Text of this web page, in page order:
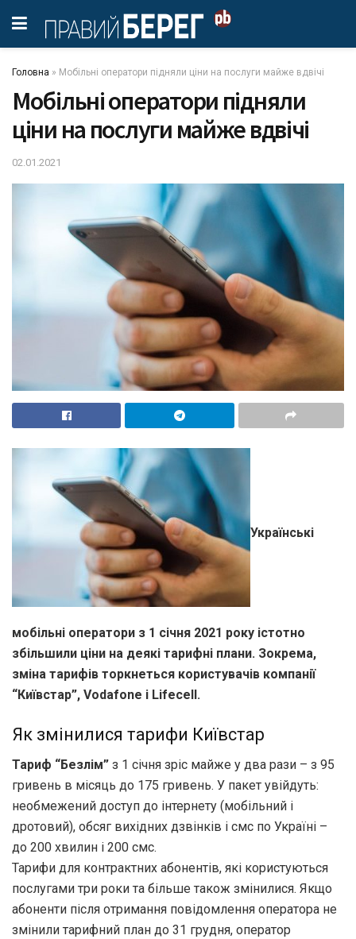
Головна » Мобільні оператори підняли ціни на послуги майже вдвічі
Мобільні оператори підняли
ціни на послуги майже вдвічі
02.01.2021
Українські
мобільні оператори з 1 січня 2021 року істотно
збільшили ціни на деякі тарифні плани. Зокрема,
зміна тарифів торкнеться користувачів компанії
“Київстар”, Vodafone і Lifecell.
Як змінилися тарифи Київстар
Тариф “Безлім” з 1 січня зріс майже у два рази – з 95
гривень в місяць до 175 гривень. У пакет увійдуть:
необмежений доступ до інтернету (мобільний і
дротовий), обсяг вихідних дзвінків і смс по Україні –
до 200 хвилин і 200 смс.
Тарифи для контрактних абонентів, які користуються
послугами три роки та більше також змінилися. Якщо
абоненти після отримання повідомлення оператора не
змінили тарифний план до 31 грудня, оператор